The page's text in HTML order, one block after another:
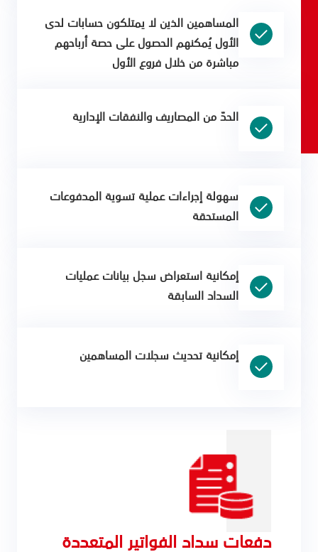
المساهمين الذين لا يمتلكون حسابات لدى
الأول يُمكنهم الحصول على حصة أرباحهم
مباشرة من خلال فروع الأول
الحدّ من المصاريف والنفقات الإدارية
سهولة إجراءات عملية تسوية المدفوعات
المستحقة
إمكانية استعراض سجل بيانات عمليات
السداد السابقة
إمكانية تحديث سجلات المساهمين
دفعات سداد الفواتير المتعددة